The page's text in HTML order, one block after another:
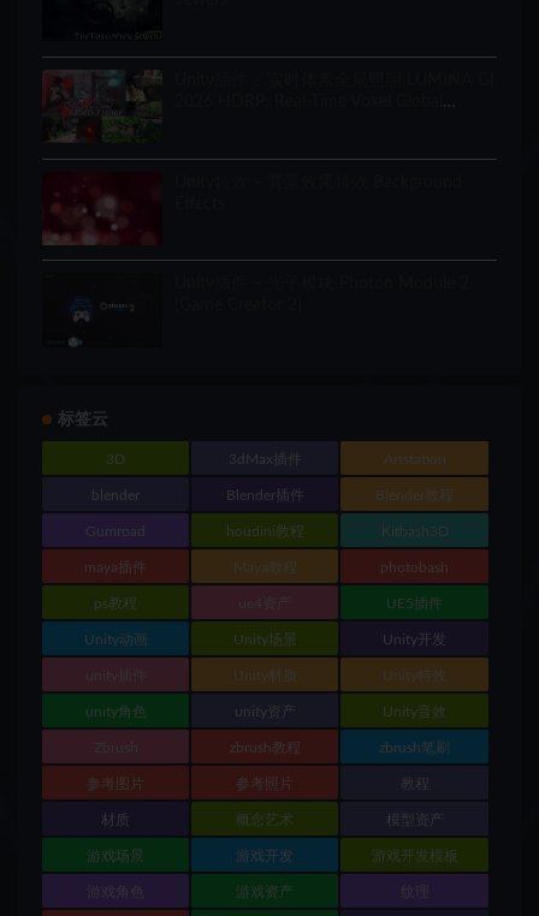
标签云
3D 3dMax插件 Artstation
blender Blender插件 Blender教程
Gumroad houdini教程 Kitbash3D
maya插件 Maya教程 photobash
ps教程 ue4资产 UE5插件
Unity动画 Unity场景 Unity开发
unity插件 Unity材质 Unity特效
unity角色 unity资产 Unity音效
Zbrush zbrush教程 zbrush笔刷
参考图片 参考照片 教程
材质 概念艺术 模型资产
游戏场景 游戏开发 游戏开发模板
游戏角色 游戏资产 纹理